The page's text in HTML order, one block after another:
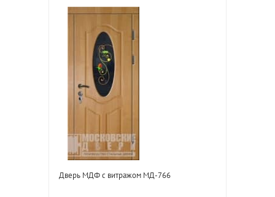
Дверь МДФ с витражом МД-766